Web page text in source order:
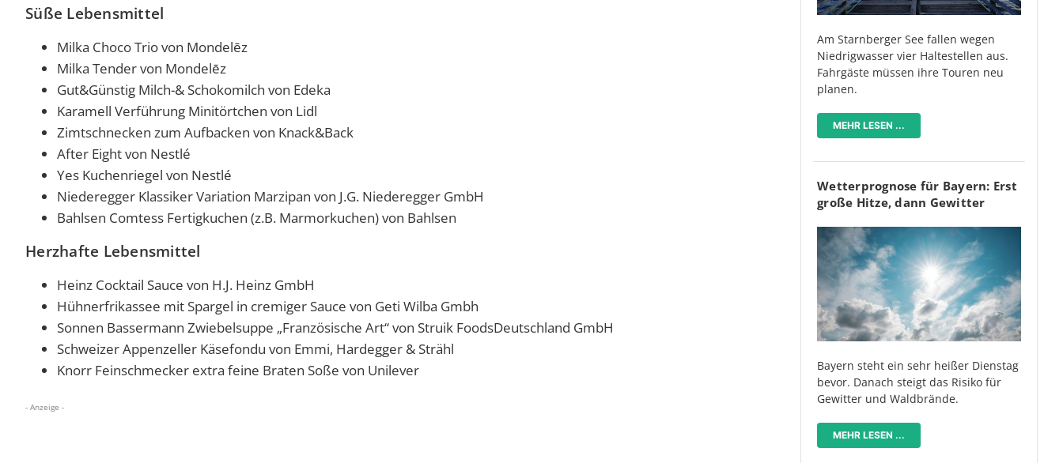
Süße Lebensmittel
Milka Choco Trio von Mondelēz
Milka Tender von Mondelēz
Gut&Günstig Milch-& Schokomilch von Edeka
Karamell Verführung Minitörtchen von Lidl
Zimtschnecken zum Aufbacken von Knack&Back
After Eight von Nestlé
Yes Kuchenriegel von Nestlé
Niederegger Klassiker Variation Marzipan von J.G. Niederegger GmbH
Bahlsen Comtess Fertigkuchen (z.B. Marmorkuchen) von Bahlsen
Herzhafte Lebensmittel
Heinz Cocktail Sauce von H.J. Heinz GmbH
Hühnerfrikassee mit Spargel in cremiger Sauce von Geti Wilba Gmbh
Sonnen Bassermann Zwiebelsuppe „Französische Art“ von Struik FoodsDeutschland GmbH
Schweizer Appenzeller Käsefondu von Emmi, Hardegger & Strähl
Knorr Feinschmecker extra feine Braten Soße von Unilever
- Anzeige -
Am Starnberger See fallen wegen
Niedrigwasser vier Haltestellen aus.
Fahrgäste müssen ihre Touren neu
planen.
MEHR LESEN ...
Wetterprognose für Bayern: Erst
große Hitze, dann Gewitter
Bayern steht ein sehr heißer Dienstag
bevor. Danach steigt das Risiko für
Gewitter und Waldbrände.
MEHR LESEN ...